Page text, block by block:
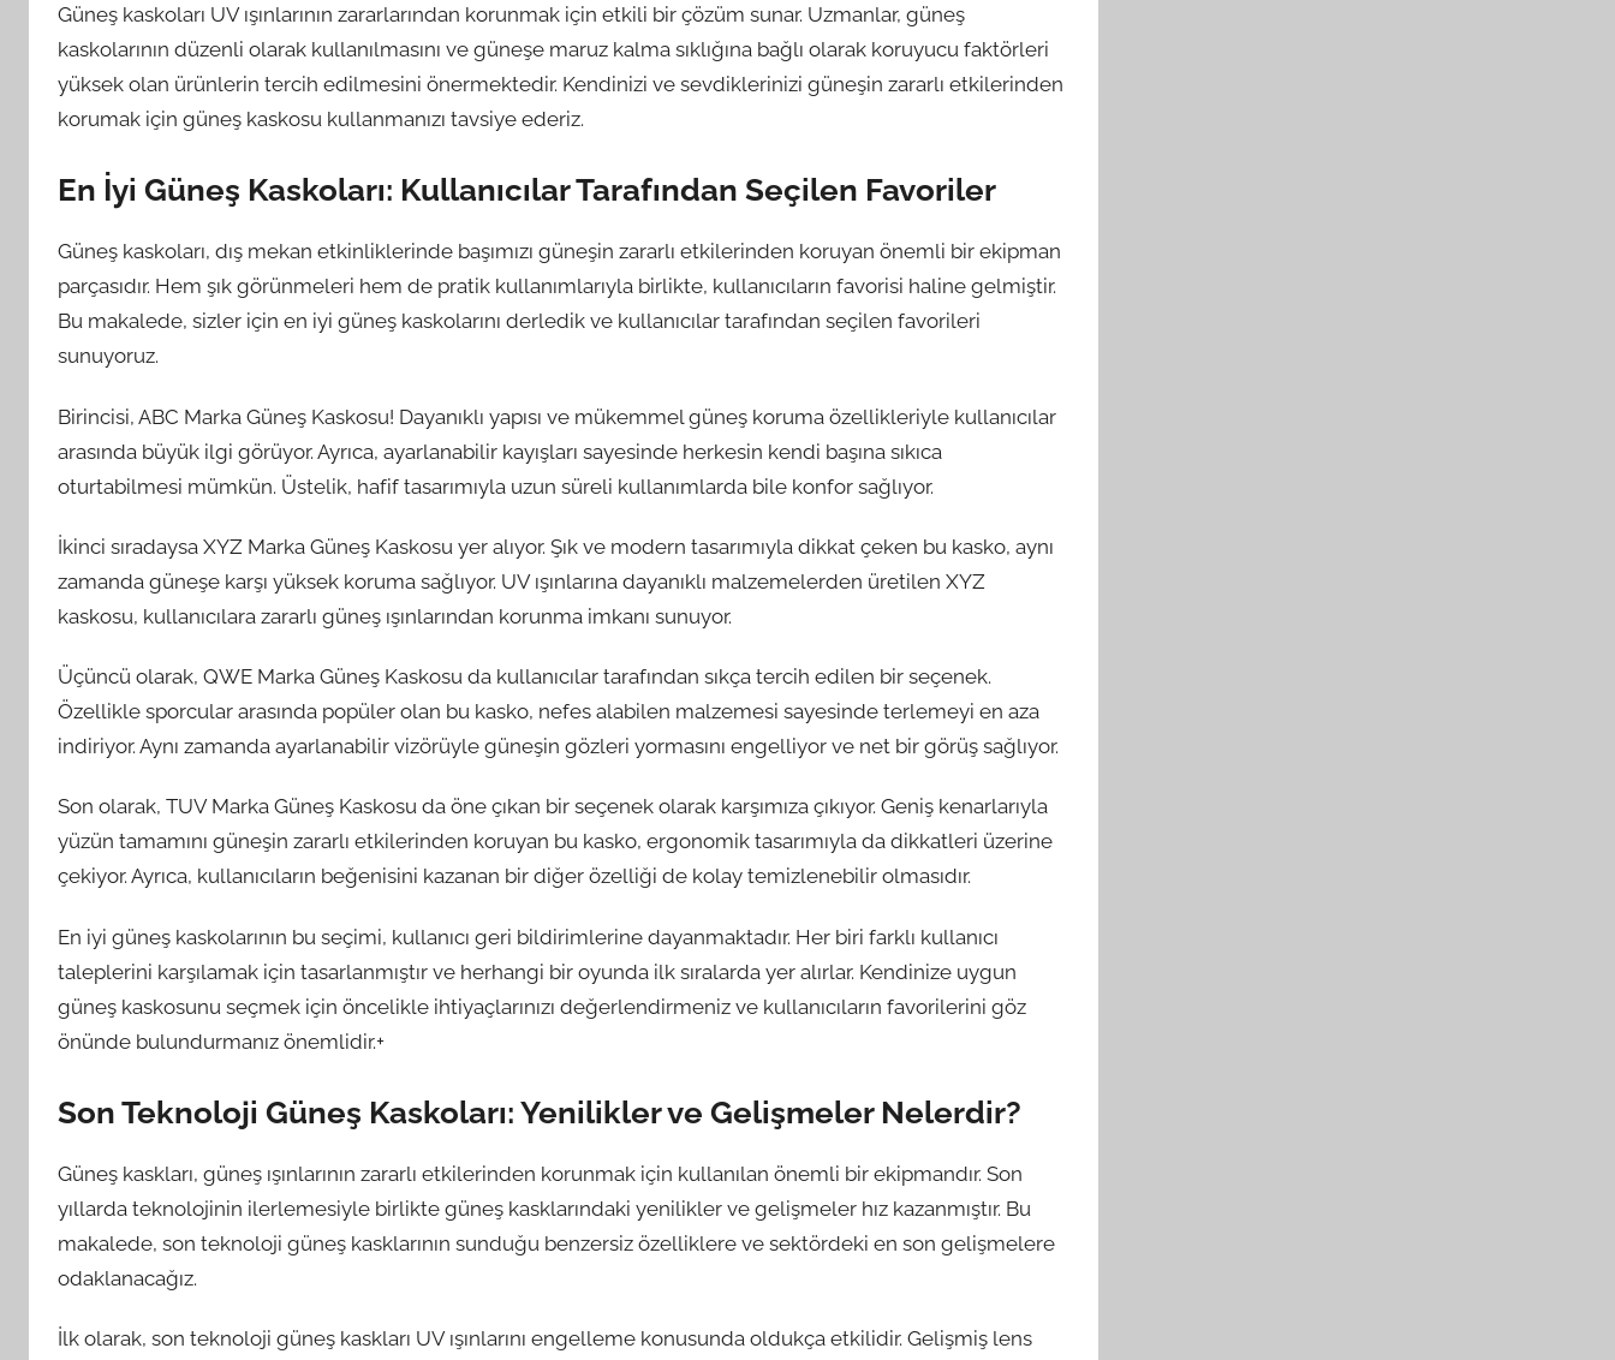
Güneş kaskoları UV ışınlarının zararlarından korunmak için etkili bir çözüm sunar. Uzmanlar, güneş
kaskolarının düzenli olarak kullanılmasını ve güneşe maruz kalma sıklığına bağlı olarak koruyucu faktörleri
yüksek olan ürünlerin tercih edilmesini önermektedir. Kendinizi ve sevdiklerinizi güneşin zararlı etkilerinden
korumak için güneş kaskosu kullanmanızı tavsiye ederiz.
En İyi Güneş Kaskoları: Kullanıcılar Tarafından Seçilen Favoriler
Güneş kaskoları, dış mekan etkinliklerinde başımızı güneşin zararlı etkilerinden koruyan önemli bir ekipman
parçasıdır. Hem şık görünmeleri hem de pratik kullanımlarıyla birlikte, kullanıcıların favorisi haline gelmiştir.
Bu makalede, sizler için en iyi güneş kaskolarını derledik ve kullanıcılar tarafından seçilen favorileri
sunuyoruz.
Birincisi, ABC Marka Güneş Kaskosu! Dayanıklı yapısı ve mükemmel güneş koruma özellikleriyle kullanıcılar
arasında büyük ilgi görüyor. Ayrıca, ayarlanabilir kayışları sayesinde herkesin kendi başına sıkıca
oturtabilmesi mümkün. Üstelik, hafif tasarımıyla uzun süreli kullanımlarda bile konfor sağlıyor.
İkinci sıradaysa XYZ Marka Güneş Kaskosu yer alıyor. Şık ve modern tasarımıyla dikkat çeken bu kasko, aynı
zamanda güneşe karşı yüksek koruma sağlıyor. UV ışınlarına dayanıklı malzemelerden üretilen XYZ
kaskosu, kullanıcılara zararlı güneş ışınlarından korunma imkanı sunuyor.
Üçüncü olarak, QWE Marka Güneş Kaskosu da kullanıcılar tarafından sıkça tercih edilen bir seçenek.
Özellikle sporcular arasında popüler olan bu kasko, nefes alabilen malzemesi sayesinde terlemeyi en aza
indiriyor. Aynı zamanda ayarlanabilir vizörüyle güneşin gözleri yormasını engelliyor ve net bir görüş sağlıyor.
Son olarak, TUV Marka Güneş Kaskosu da öne çıkan bir seçenek olarak karşımıza çıkıyor. Geniş kenarlarıyla
yüzün tamamını güneşin zararlı etkilerinden koruyan bu kasko, ergonomik tasarımıyla da dikkatleri üzerine
çekiyor. Ayrıca, kullanıcıların beğenisini kazanan bir diğer özelliği de kolay temizlenebilir olmasıdır.
En iyi güneş kaskolarının bu seçimi, kullanıcı geri bildirimlerine dayanmaktadır. Her biri farklı kullanıcı
taleplerini karşılamak için tasarlanmıştır ve herhangi bir oyunda ilk sıralarda yer alırlar. Kendinize uygun
güneş kaskosunu seçmek için öncelikle ihtiyaçlarınızı değerlendirmeniz ve kullanıcıların favorilerini göz
önünde bulundurmanız önemlidir.+
Son Teknoloji Güneş Kaskoları: Yenilikler ve Gelişmeler Nelerdir?
Güneş kaskları, güneş ışınlarının zararlı etkilerinden korunmak için kullanılan önemli bir ekipmandır. Son
yıllarda teknolojinin ilerlemesiyle birlikte güneş kasklarındaki yenilikler ve gelişmeler hız kazanmıştır. Bu
makalede, son teknoloji güneş kasklarının sunduğu benzersiz özelliklere ve sektördeki en son gelişmelere
odaklanacağız.
İlk olarak, son teknoloji güneş kaskları UV ışınlarını engelleme konusunda oldukça etkilidir. Gelişmiş lens